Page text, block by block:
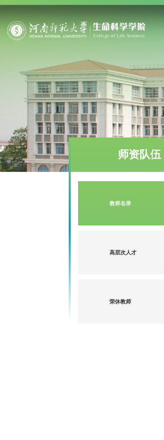
师资队伍
教师名录
高层次人才
荣休教师